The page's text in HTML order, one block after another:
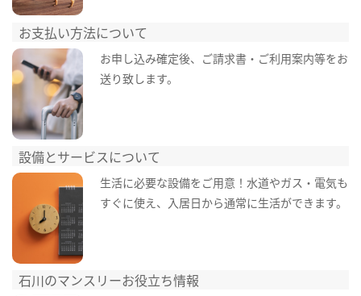
お支払い方法について
お申し込み確定後、ご請求書・ご利用案内等をお
送り致します。
設備とサービスについて
生活に必要な設備をご用意！水道やガス・電気も
すぐに使え、入居日から通常に生活ができます。
石川のマンスリーお役立ち情報